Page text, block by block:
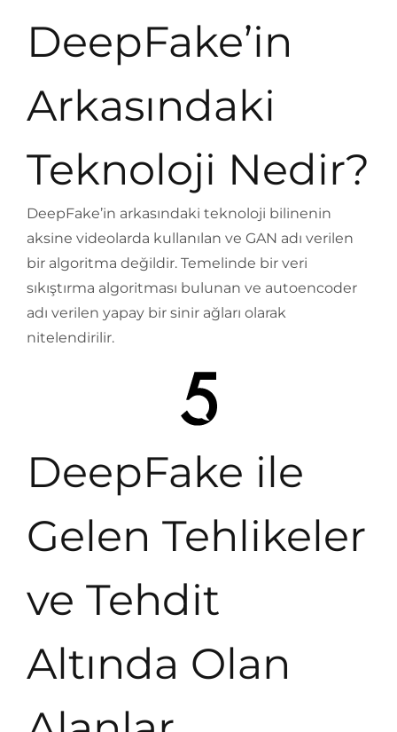
DeepFake’in
Arkasındaki
Teknoloji Nedir?
DeepFake’in arkasındaki teknoloji bilinenin
aksine videolarda kullanılan ve GAN adı verilen
bir algoritma değildir. Temelinde bir veri
sıkıştırma algoritması bulunan ve autoencoder
adı verilen yapay bir sinir ağları olarak
nitelendirilir.
DeepFake ile
Gelen Tehlikeler
ve Tehdit
Altında Olan